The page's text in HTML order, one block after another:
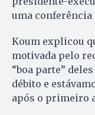
uma conferência
Koum explicou
motivada pelo
“boa parte”
débito e
após o primeiro